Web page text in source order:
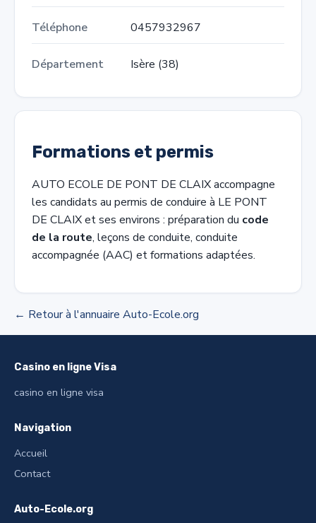
Téléphone 0457932967
Département Isère (38)
Formations et permis
AUTO ECOLE DE PONT DE CLAIX accompagne
les candidats au permis de conduire à LE PONT
DE CLAIX et ses environs : préparation du code
de la route, leçons de conduite, conduite
accompagnée (AAC) et formations adaptées.
← Retour à l'annuaire Auto-Ecole.org
Casino en ligne Visa
casino en ligne visa
Navigation
Accueil
Contact
Auto-Ecole.org